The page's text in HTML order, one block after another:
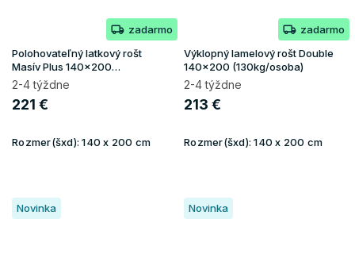
zadarmo
Polohovateľný latkový rošt
Masív Plus 140x200
(130kg/osoba)
2-4 týždne
221 €
Rozmer(šxd):140 x 200 cm
zadarmo
Výklopný lamelový rošt Double
140x200 (130kg/osoba)
2-4 týždne
213 €
Rozmer(šxd):140 x 200 cm
Novinka Novinka